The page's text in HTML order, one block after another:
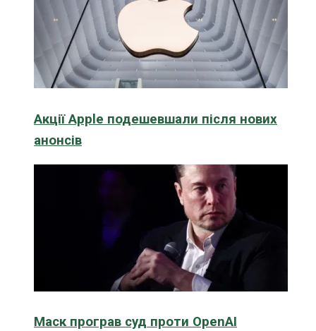
Акції Apple подешевшали після нових
анонсів
Маск програв суд проти OpenAI